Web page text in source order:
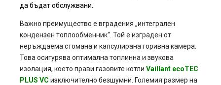
да бъдат обслужвани.
Важно преимущество е вградения „интегрален
кондензен топлообменник“. Той е изграден от
неръждаема стомана и капсулирана горивна камера.
Това осигурява оптимална топлинна и звукова
изолация, което прави газовите котли Vaillant ecoTEC
PLUS VC изключително безшумни. Големия размер на